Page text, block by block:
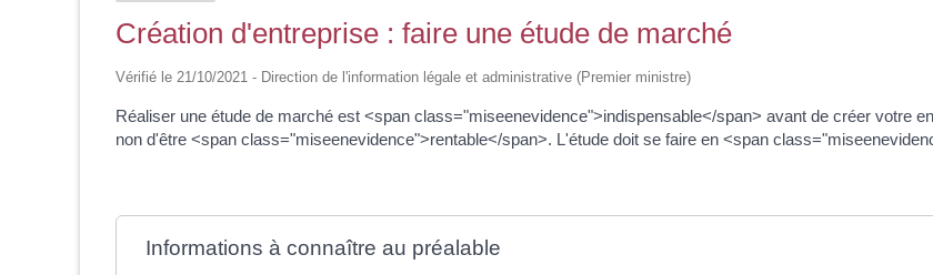
Création d'entreprise : faire une étude de marché
Vérifié le 21/10/2021 - Direction de l'information légale et administrative (Premier ministre)
Réaliser une étude de marché est <span class="miseenevidence">indispensable</span> avant de créer votre
non d'être <span class="miseenevidence">rentable</span>. L'étude doit se faire en <span
Informations à connaître au préalable